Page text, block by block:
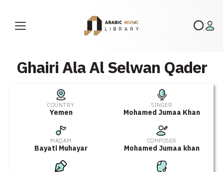
Ghairi Ala Al Selwan Qader
COUNTRY
Yemen
SINGER
Mohamed Jumaa Khan
MAQAM
Bayati Muhayar
COMPOSER
Mohamed Jumaa khan